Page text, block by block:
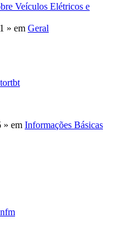
Veículos Elétricos e
» em Geral
» em Informações Básicas